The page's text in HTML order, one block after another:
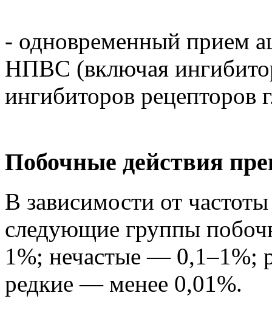
- одновременный прием
НПВС (включая
ингибиторов рецепторов
Побочные действия
В зависимости от
следующие группы
1%; нечастые — 0,1–1%;
редкие — менее 0,01%.